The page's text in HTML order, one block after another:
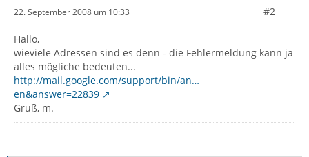
22. September 2008 um 10:33 #2
Hallo,
wieviele Adressen sind es denn - die Fehlermeldung kann ja
alles mögliche bedeuten...
http://mail.google.com/support/bin/an…
en&answer=22839
Gruß, m.